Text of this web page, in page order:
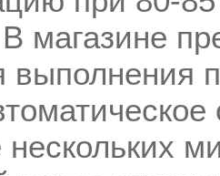
магазине
выполнения
нескольких